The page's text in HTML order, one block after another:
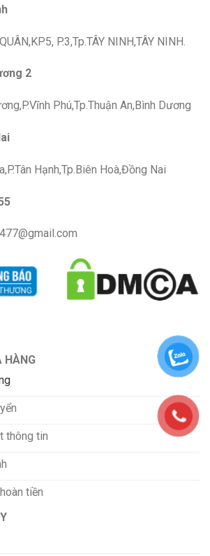
P.3,Tp.TÂY NINH,TÂY NINH.
2
Phú,Tp.Thuận An,Bình Dương
Hạnh,Tp.Biên Hoà,Đồng Nai
HÀNG
thông tin
tiền